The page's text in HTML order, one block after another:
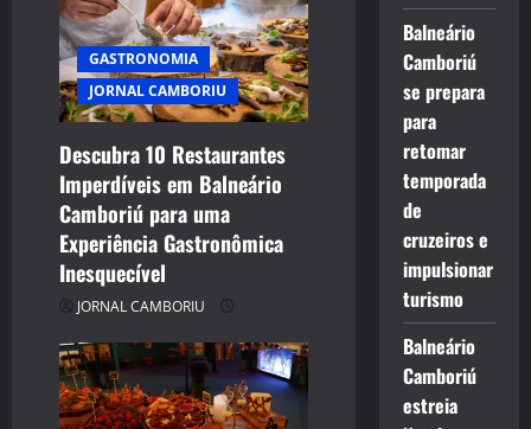
g
a
t
i
o
n
GASTRONOMIA
JORNAL CAMBORIU
Descubra 10 Restaurantes
Imperdíveis em Balneário
Camboriú para uma
Experiência Gastronômica
Inesquecível
JORNAL CAMBORIU
Balneário
Camboriú
se prepara
para
retomar
temporada
de
cruzeiros e
impulsionar
turismo
Balneário
Camboriú
estreia